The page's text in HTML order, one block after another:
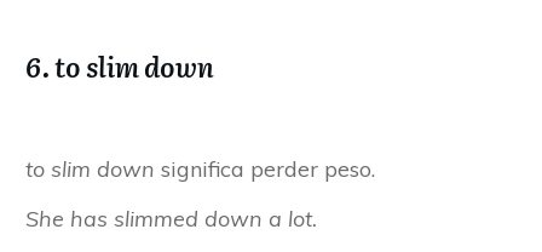
6. to slim down
to slim down significa perder peso.
She has slimmed down a lot.